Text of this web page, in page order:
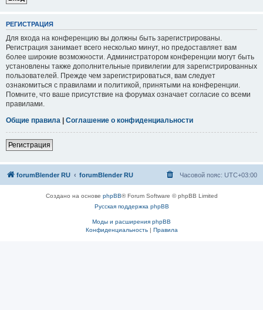
РЕГИСТРАЦИЯ
Для входа на конференцию вы должны быть зарегистрированы.
Регистрация занимает всего несколько минут, но предоставляет вам
более широкие возможности. Администратором конференции могут быть
установлены также дополнительные привилегии для зарегистрированных
пользователей. Прежде чем зарегистрироваться, вам следует
ознакомиться с правилами и политикой, принятыми на конференции.
Помните, что ваше присутствие на форумах означает согласие со всеми
правилами.
Общие правила | Соглашение о конфиденциальности
Регистрация
forumBlender RU forumBlender RU Часовой пояс: UTC+03:00
Создано на основе phpBB® Forum Software © phpBB Limited
Русская поддержка phpBB
Моды и расширения phpBB
Конфиденциальность| Правила